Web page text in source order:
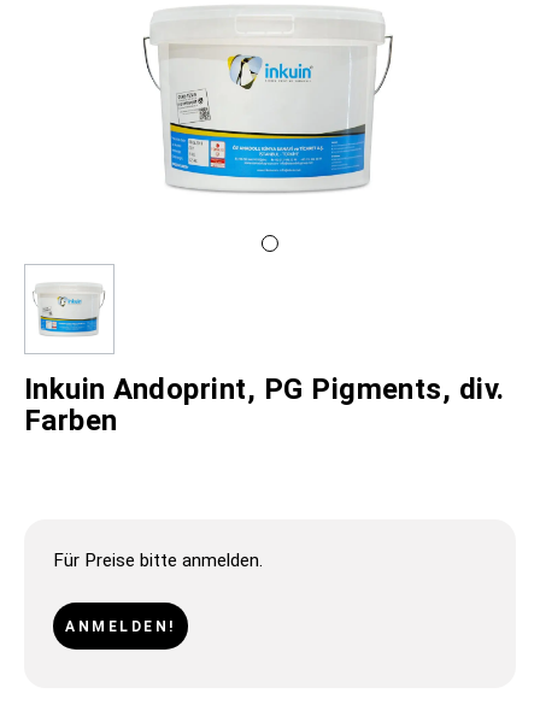
Inkuin Andoprint, PG Pigments, div.
Farben
Für Preise bitte anmelden.
ANMELDEN!